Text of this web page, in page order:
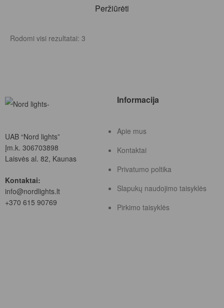
Peržiūrėti
Rodomi visi rezultatai: 3
UAB “Nord lights”
Įm.k. 306703898
Laisvės al. 82, Kaunas
Kontaktai:
info@nordlights.lt
+370 615 90769
Informacija
Apie mus
Kontaktai
Privatumo poltika
Slapukų naudojimo taisyklės
Pirkimo taisyklės